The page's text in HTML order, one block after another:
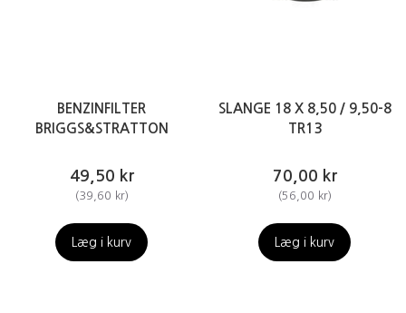
BENZINFILTER
BRIGGS&STRATTON
49,50 kr
(39,60 kr)
Læg i kurv
SLANGE 18 X 8,50 / 9,50-8
TR13
70,00 kr
(56,00 kr)
Læg i kurv